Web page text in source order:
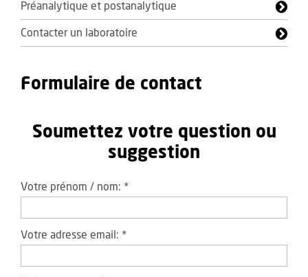
Préanalytique et postanalytique
Contacter un laboratoire
Formulaire de contact
Soumettez votre question ou
suggestion
Votre prénom / nom: *
Votre adresse email: *